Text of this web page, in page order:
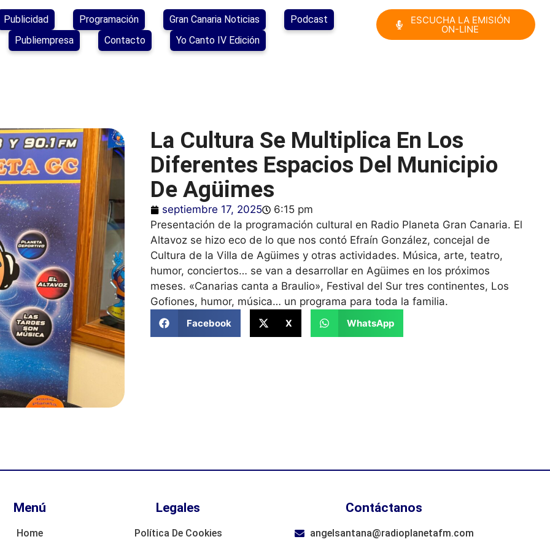
Publicidad Programación Gran Canaria Noticias
Podcast
Publiempresa
Contacto Yo Canto IV Edición
ESCUCHA LA EMISIÓN
ON-LINE
La Cultura Se Multiplica En Los
Diferentes Espacios Del Municipio
De Agüimes
septiembre 17, 2025
6:15 pm
Presentación de la programación cultural en Radio Planeta Gran Canaria. El
Altavoz se hizo eco de lo que nos contó Efraín González, concejal de
Cultura de la Villa de Agüimes y otras actividades. Música, arte, teatro,
humor, conciertos… se van a desarrollar en Agüimes en los próximos
meses. «Canarias canta a Braulio», Festival del Sur tres continentes, Los
Gofiones, humor, música… un programa para toda la familia.
Facebook X WhatsApp
Menú
Home
Legales
Política De Cookies
Contáctanos
angelsantana@radioplanetafm.com